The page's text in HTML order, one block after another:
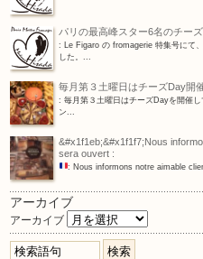
パリの最高峰スター6名のチー
: Le Figaro の fromagerie 特集号にて
した。...
毎月第３土曜日はチーズDay開催
: 毎月第３土曜日はチーズDayを開催
ン...
&#x1f1eb;&#x1f1f7;Nous
sera ouvert :
: Nous informons notre aimable
アーカイブ
アーカイブ